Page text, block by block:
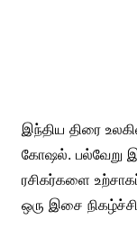
இந்திய திரை
கோஷல். பல்வேறு
ரசிகர்களை
ஒரு இசை